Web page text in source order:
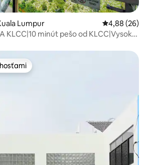
Lumpur Priemerné
4,88 (26)
KLCC|10 minút pešo od KLCC|Vysoké